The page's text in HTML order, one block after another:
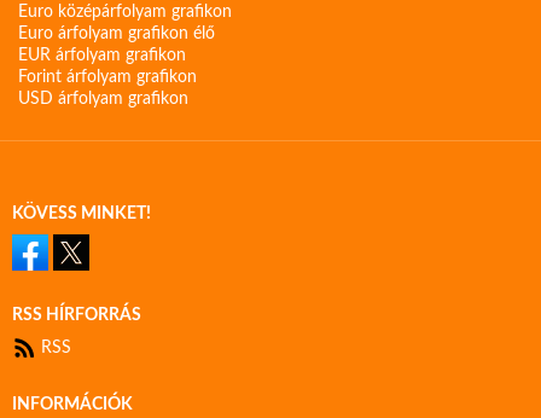
Euro középárfolyam grafikon
Euro árfolyam grafikon élő
EUR árfolyam grafikon
Forint árfolyam grafikon
USD árfolyam grafikon
KÖVESS MINKET!
RSS HÍRFORRÁS
RSS
INFORMÁCIÓK